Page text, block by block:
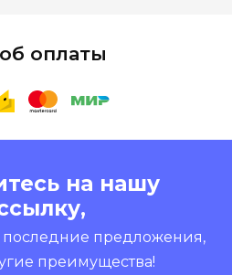
оплаты
на нашу
последние предложения,
преимущества!